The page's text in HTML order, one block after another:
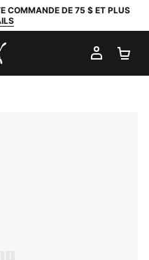
COMMANDE DE 75 $ ET PLUS
MON